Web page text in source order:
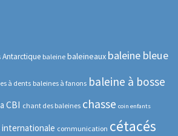
Antarctique baleine baleineaux baleine bleue
à dents baleines à fanons baleine à bosse
CBI chant des baleines chasse coin enfants
internationale communication cétacés